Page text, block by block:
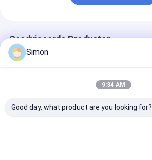
Geadviseerde Producten
Simon
9:34 AM
Good day, what product are you looking for?